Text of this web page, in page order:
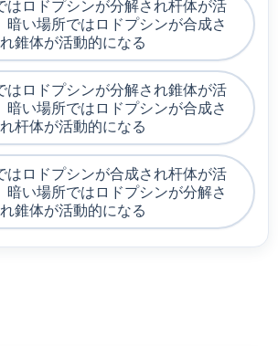
はロドプシンが分解され杆体が活
暗い場所ではロドプシンが合成さ
れ錐体が活動的になる
はロドプシンが分解され錐体が活
暗い場所ではロドプシンが合成さ
れ杆体が活動的になる
はロドプシンが合成され杆体が活
暗い場所ではロドプシンが分解さ
れ錐体が活動的になる